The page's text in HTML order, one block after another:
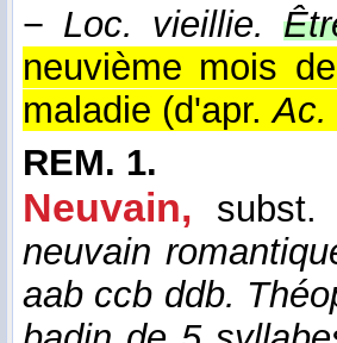
− Loc. vieillie.
neuvième mois
maladie (d'apr.Ac.
REM. 1.
Neuvain,
subst.
neuvain
aab ccb ddb.